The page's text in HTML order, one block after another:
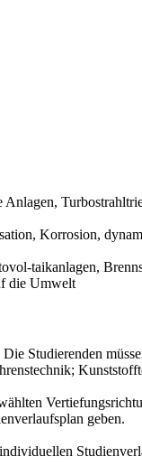
Korrosion,
taikanlagen,
die Umwelt
Studierenden
geben.